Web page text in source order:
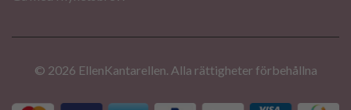
© 2026 EllenKantarellen. Alla rättigheter förbehållna